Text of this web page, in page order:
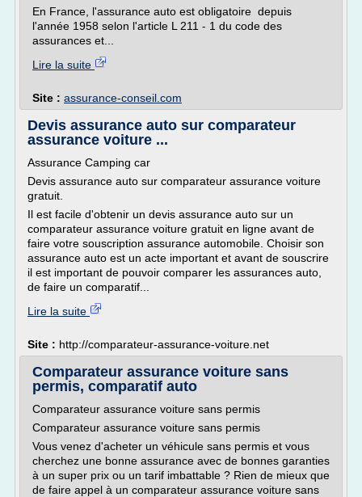
En France, l'assurance auto est obligatoire depuis
l'année 1958 selon l'article L 211 - 1 du code des
assurances et...
Lire la suite
Site : assurance-conseil.com
Devis assurance auto sur comparateur
assurance voiture ...
Assurance Camping car
Devis assurance auto sur comparateur assurance voiture
gratuit.
Il est facile d'obtenir un devis assurance auto sur un
comparateur assurance voiture gratuit en ligne avant de
faire votre souscription assurance automobile. Choisir son
assurance auto est un acte important et avant de souscrire
il est important de pouvoir comparer les assurances auto,
de faire un comparatif...
Lire la suite
Site : http://comparateur-assurance-voiture.net
Comparateur assurance voiture sans
permis, comparatif auto
Comparateur assurance voiture sans permis
Comparateur assurance voiture sans permis
Vous venez d'acheter un véhicule sans permis et vous
cherchez une bonne assurance avec de bonnes garanties
à un super prix ou un tarif imbattable ? Rien de mieux que
de faire appel à un comparateur assurance voiture sans